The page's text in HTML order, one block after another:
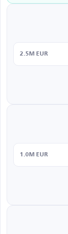
2.5M EUR
1.0M EUR